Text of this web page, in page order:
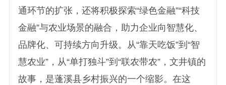
通环节的扩张，还将积极探索“绿色金融”“科技
金融”与农业场景的融合，助力企业向智慧化、
品牌化、可持续方向升级。从“靠天吃饭”到“智
慧农业”，从“单打独斗”到“联农带农”，文井镇的
故事，是蓬溪县乡村振兴的一个缩影。在这